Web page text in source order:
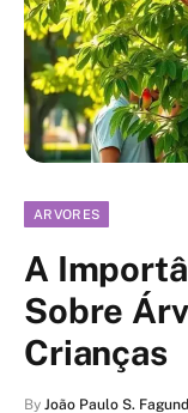
ARVORES
A
Sobre
Crianças
By João Paulo S.